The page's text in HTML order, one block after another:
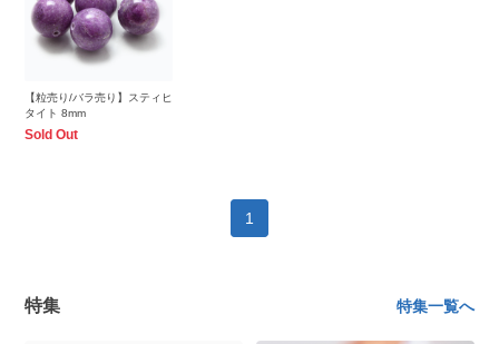
【粒売り/バラ売り】スティヒ
タイト 8mm
Sold Out
1
特集 特集一覧へ